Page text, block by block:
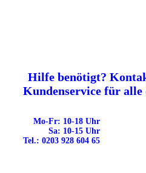
Hilfe benötigt?
Kundenservice für alle
Mo-Fr: 10-18 Uhr
Sa: 10-15 Uhr
Tel.: 0203 928 604 65